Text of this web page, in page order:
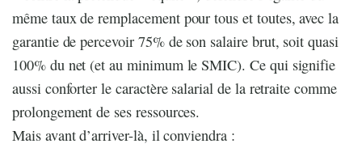
même taux de remplacement pour tous et toutes, avec la
garantie de percevoir 75% de son salaire brut, soit quasi
100% du net (et au minimum le SMIC). Ce qui signifie
aussi conforter le caractère salarial de la retraite comme
prolongement de ses ressources.
Mais avant d’arriver-là, il conviendra :